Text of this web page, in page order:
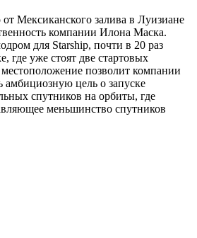
Мексиканского залива в Луизиане
компании Илона Маска.
для Starship, почти в 20 раз
где уже стоят две стартовых
позволит компании
амбициозную цель о запуске
спутников на орбиты, где
меньшинство спутников